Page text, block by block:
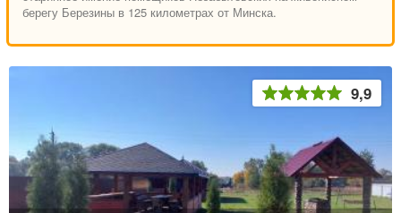
берегу Березины в 125 километрах от Минска.
9,9